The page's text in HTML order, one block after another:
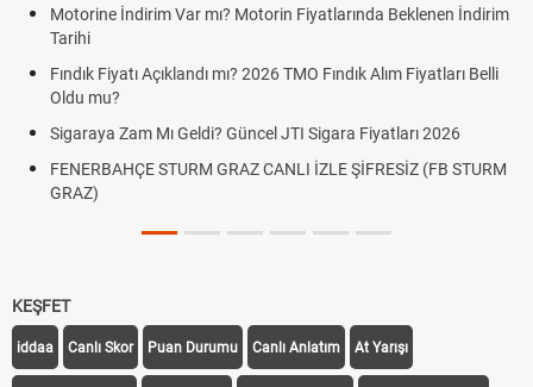
Motorine İndirim Var mı? Motorin Fiyatlarında Beklenen İndirim
Tarihi
Fındık Fiyatı Açıklandı mı? 2026 TMO Fındık Alım Fiyatları Belli
Oldu mu?
Sigaraya Zam Mı Geldi? Güncel JTI Sigara Fiyatları 2026
FENERBAHÇE STURM GRAZ CANLI İZLE ŞİFRESİZ (FB STURM
GRAZ)
KEŞFET
iddaa Canlı Skor Puan Durumu Canlı Anlatım At Yarışı